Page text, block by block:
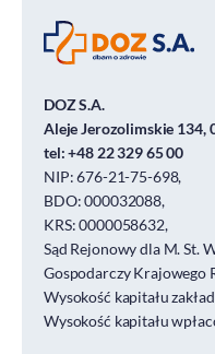
DOZ S.A.
Aleje Jerozolimskie 134,
tel:+48 22 329 65 00
NIP: 676-21-75-698,
BDO: 000032088,
KRS: 0000058632,
Sąd Rejonowy dla M. St.
Gospodarczy Krajowego
Wysokość kapitału
Wysokość kapitału